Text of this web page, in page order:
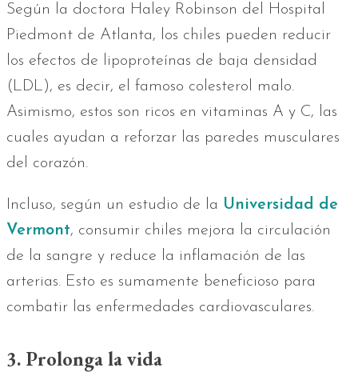
Según la doctora Haley Robinson del Hospital
Piedmont de Atlanta, los chiles pueden reducir
los efectos de lipoproteínas de baja densidad
(LDL), es decir, el famoso colesterol malo.
Asimismo, estos son ricos en vitaminas A y C, las
cuales ayudan a reforzar las paredes musculares
del corazón.
Incluso, según un estudio de la Universidad de
Vermont, consumir chiles mejora la circulación
de la sangre y reduce la inflamación de las
arterias. Esto es sumamente beneficioso para
combatir las enfermedades cardiovasculares.
3. Prolonga la vida